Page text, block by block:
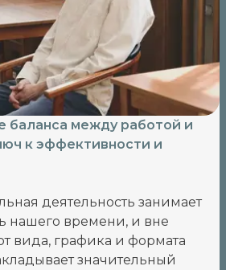
баланса между работой и
к эффективности и
деятельность занимает
нашего времени, и вне
вида, графика и формата
значительный